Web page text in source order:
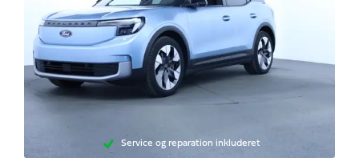
Service og reparation inkluderet